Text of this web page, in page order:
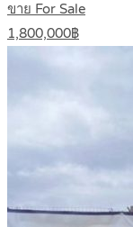
ขาย For Sale
1,800,000฿